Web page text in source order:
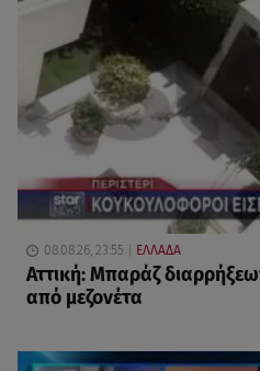
08.08.26, 23:55 ΕΛΛΑΔΑ
Αττική: Μπαράζ
από μεζονέτα